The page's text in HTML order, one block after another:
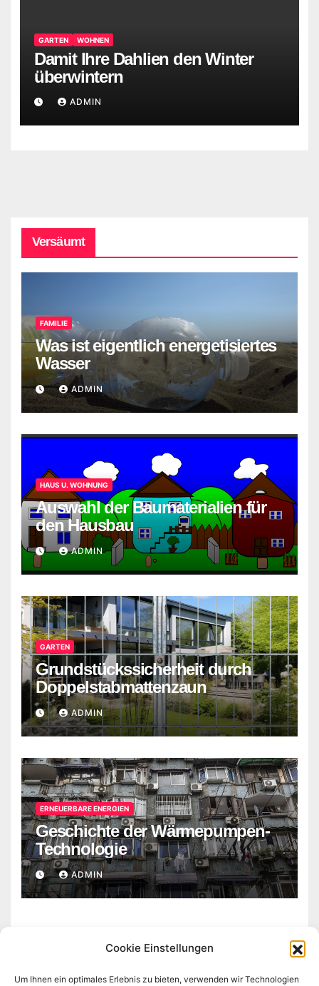
Cookie Einstellungen
Um Ihnen ein optimales Erlebnis zu bieten, verwenden wir Technologien
GARTEN WOHNEN
Damit Ihre Dahlien den Winter
überwintern
ADMIN
Versäumt
FAMILIE
Was ist eigentlich energetisiertes
Wasser
ADMIN
HAUS U. WOHNUNG
Auswahl der Baumaterialien für
den Hausbau
ADMIN
GARTEN
Grundstückssicherheit durch
Doppelstabmattenzaun
ADMIN
ERNEUERBARE ENERGIEN
Geschichte der Wärmepumpen-
Technologie
ADMIN